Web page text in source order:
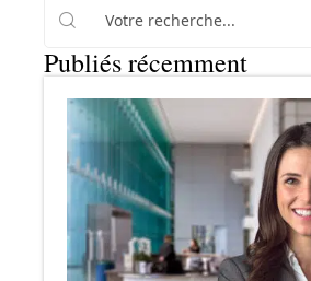
Publiés récemment